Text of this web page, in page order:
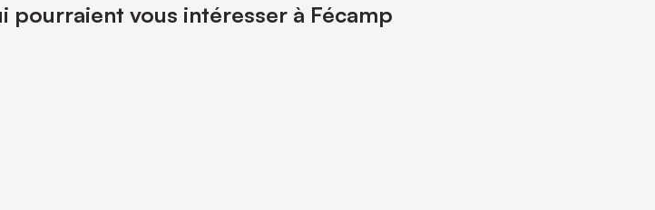
pourraient vous intéresser à Fécamp